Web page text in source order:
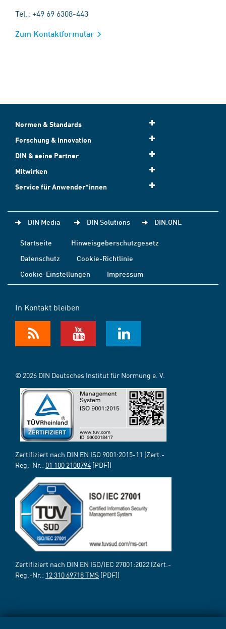
Tel.: +49 69 6308-443
Zum Kontaktformular
Normen & Standards
Forschung & Innovation
DIN & seine Partner
Mitwirken
Service für Anwender*innen
DIN Media DIN Solutions DIN.ONE
Startseite
Hinweisgeberschutzgesetz
Datenschutz
Cookie-Richtlinie
Cookie-Einstellungen
Impressum
In Kontakt bleiben
© 2026 DIN Deutsches Institut für Normung e. V.
Zertifiziert nach DIN EN ISO 9001:2015-11 (Zert.-
Reg.-Nr.: 01 100 2100794 [PDF])
Zertifiziert nach DIN EN ISO/IEC 27001:2022 (Zert.-
Reg.-Nr.: 12 310 69718 TMS [PDF])